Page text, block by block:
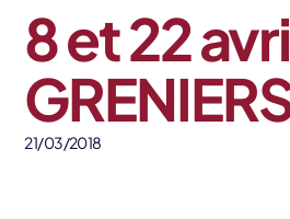
8 et 22
21/03/2018